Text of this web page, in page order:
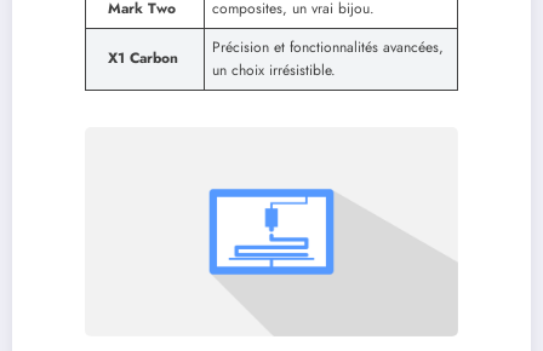
Mark Two
composites, un vrai bijou.
X1 Carbon
Précision et fonctionnalités avancées,
un choix irrésistible.